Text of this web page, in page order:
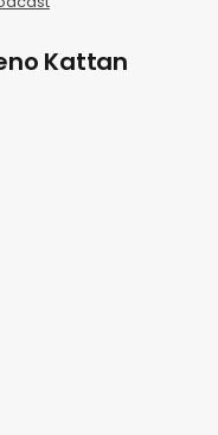
Kattan